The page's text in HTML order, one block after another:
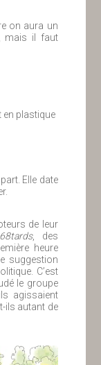
on aura un
mais il faut
en plastique
Elle date
de leur
68tards, des
heure
suggestion
C’est
le groupe
agissaient
ils autant de